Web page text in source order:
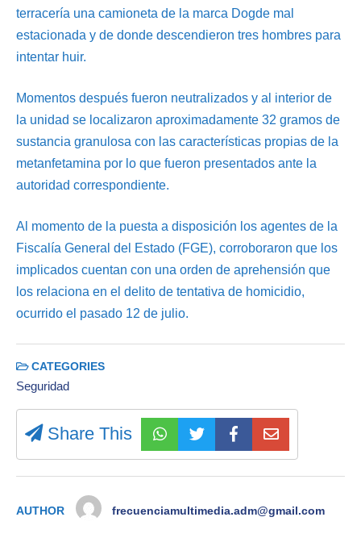
terracería una camioneta de la marca Dogde mal
estacionada y de donde descendieron tres hombres para
intentar huir.
Momentos después fueron neutralizados y al interior de
la unidad se localizaron aproximadamente 32 gramos de
sustancia granulosa con las características propias de la
metanfetamina por lo que fueron presentados ante la
autoridad correspondiente.
Al momento de la puesta a disposición los agentes de la
Fiscalía General del Estado (FGE), corroboraron que los
implicados cuentan con una orden de aprehensión que
los relaciona en el delito de tentativa de homicidio,
ocurrido el pasado 12 de julio.
CATEGORIES
Seguridad
Share This
AUTHOR frecuenciamultimedia.adm@gmail.com